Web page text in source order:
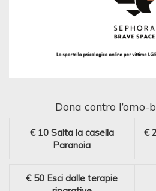
Dona contro
€ 10 Salta la casella
Paranoia
€
€ 50 Esci dalle terapie